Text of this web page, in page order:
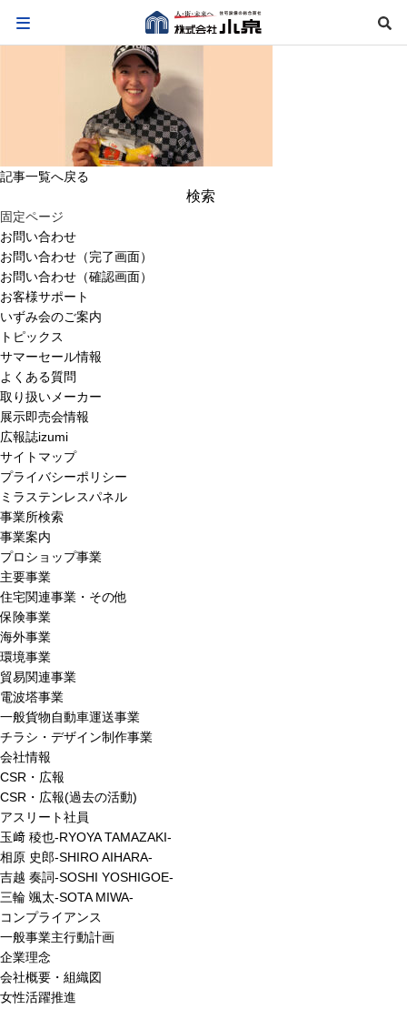
記事一覧へ戻る
索:
固定ページ
お問い合わせ
お問い合わせ（完了画面）
お問い合わせ（確認画面）
お客様サポート
いずみ会のご案内
トピックス
サマーセール情報
よくある質問
取り扱いメーカー
展示即売会情報
広報誌izumi
サイトマップ
プライバシーポリシー
ミラステンレスパネル
事業所検索
事業案内
プロショップ事業
主要事業
住宅関連事業・その他
保険事業
海外事業
環境事業
貿易関連事業
電波塔事業
一般貨物自動車運送事業
チラシ・デザイン制作事業
会社情報
CSR・広報
CSR・広報(過去の活動)
アスリート社員
玉﨑 稜也-RYOYA TAMAZAKI-
相原 史郎-SHIRO AIHARA-
吉越 奏詞-SOSHI YOSHIGOE-
三輪 颯太-SOTA MIWA-
コンプライアンス
一般事業主行動計画
企業理念
会社概要・組織図
女性活躍推進